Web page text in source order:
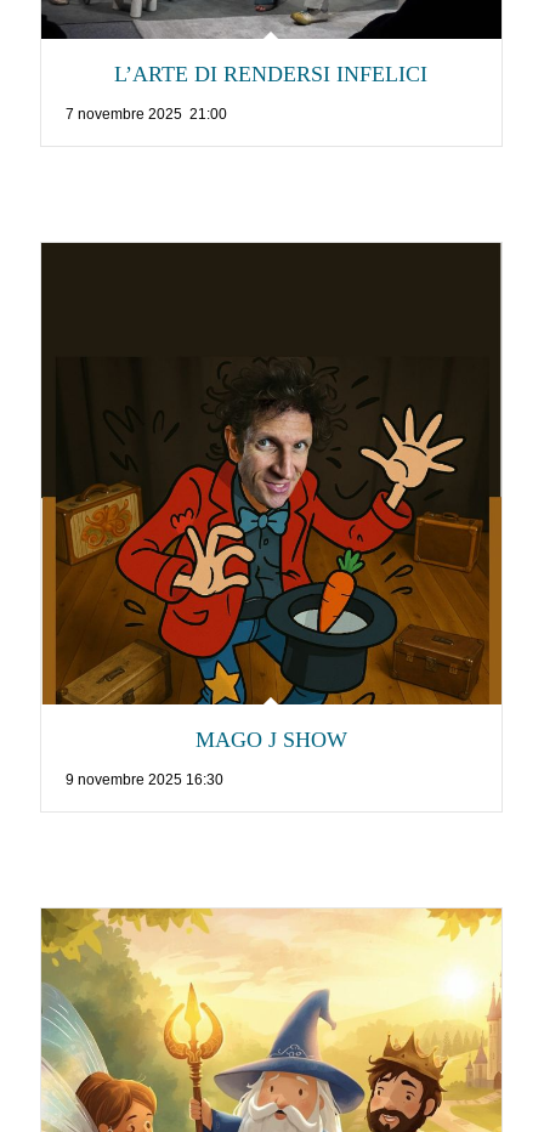
L’ARTE DI RENDERSI INFELICI
7 novembre 2025 21:00
MAGO J SHOW
9 novembre 2025 16:30